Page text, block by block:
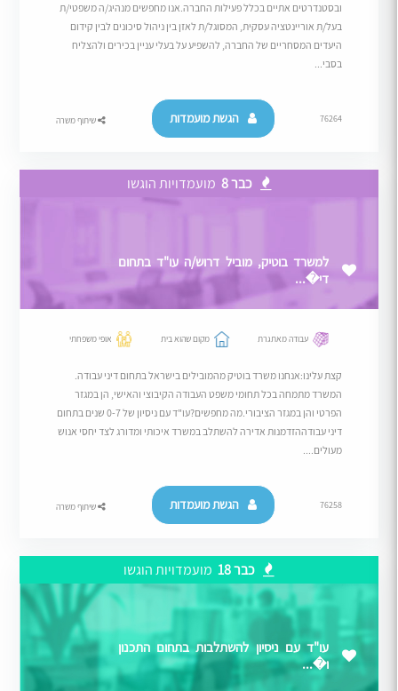
ובסטנדרטים אתיים בכלל פעילות החברה.אנו מחפשים מנהיג/ה משפטי/ת
בעל/ת אוריינטציה עסקית, המסוגל/ת לאזן בין ניהול סיכונים לבין קידום
היעדים המסחריים של החברה, להשפיע על בעלי עניין בכירים ולהצליח
בסבי...
76264 הגשת מועמדות שיתוף משרה
כבר 8 מועמדויות הוגשו
למשרד בוטיק, מוביל דרוש/ה עו"ד בתחום
די�...
עבודה מאתגרת מקום שהוא בית אופי משפחתי
קצת עלינו:אנחנו משרד בוטיק מהמובילים בישראל בתחום דיני עבודה.
המשרד מתמחה בכל תחומי משפט העבודה הקיבוצי והאישי, הן במגזר
הפרטי והן במגזר הציבורי.מה מחפשים?עו"ד עם ניסיון של 0-7 שנים בתחום
דיני עבודההזדמנות אדירה להשתלב במשרד איכותי ומדורג לצד יחסי אנוש
מעולים....
76258 הגשת מועמדות שיתוף משרה
כבר 18 מועמדויות הוגשו
עו"ד עם ניסיון להשתלבות בתחום התכנון
ו�...